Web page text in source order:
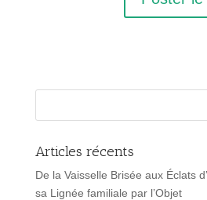
Articles récents
De la Vaisselle Brisée aux Éclats
sa Lignée familiale par l’Objet